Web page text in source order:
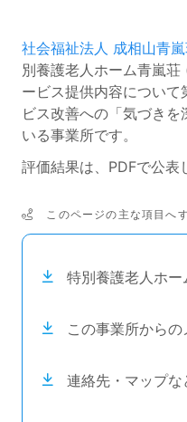
社会福祉法人 成相山青
別養護老人ホーム青嵐
ービス提供内容につい
ビス改善への「気づき
いる事業所です。
評価結果は、PDFで公表
次のコンテンツは目次ナ
このページの主な項目へ
特別養護老人ホ
この事業所から
連絡先・マップな